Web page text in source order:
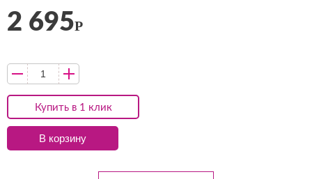
Купить в 1 клик
2 695Р
В корзину